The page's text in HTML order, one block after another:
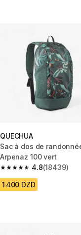
QUECHUA
Sac à dos de
Arpenaz 100 vert
4.8
4.8 out of 5 stars from
(18439)
1 400 DZD